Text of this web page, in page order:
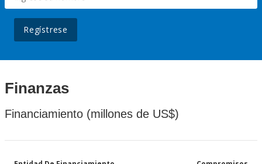
Regístrese
Finanzas
Financiamiento (millones de US$)